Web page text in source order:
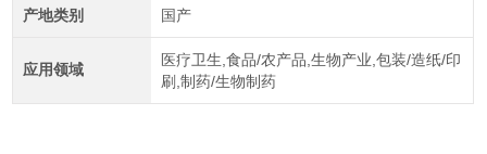
产地类别 国产
应用领域
医疗卫生,食品/农产品,生物产业,包装/造纸/印
刷,制药/生物制药